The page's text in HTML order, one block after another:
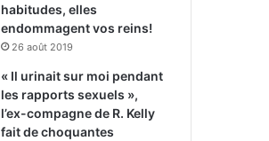
habitudes, elles
endommagent vos reins!
26 août 2019
« Il urinait sur moi pendant
les rapports sexuels »,
l’ex-compagne de R. Kelly
fait de choquantes